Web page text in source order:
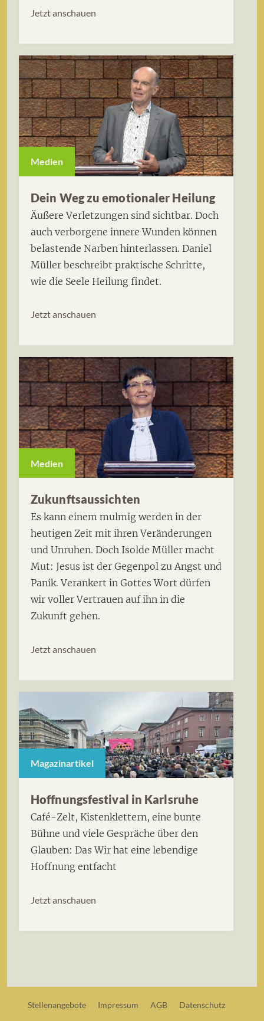
Jetzt anschauen
Medien
Dein Weg zu emotionaler Heilung
Äußere Verletzungen sind sichtbar. Doch
auch verborgene innere Wunden können
belastende Narben hinterlassen. Daniel
Müller beschreibt praktische Schritte,
wie die Seele Heilung findet.
Jetzt anschauen
Medien
Zukunftsaussichten
Es kann einem mulmig werden in der
heutigen Zeit mit ihren Veränderungen
und Unruhen. Doch Isolde Müller macht
Mut: Jesus ist der Gegenpol zu Angst und
Panik. Verankert in Gottes Wort dürfen
wir voller Vertrauen auf ihn in die
Zukunft gehen.
Jetzt anschauen
Magazinartikel
Hoffnungsfestival in Karlsruhe
Café-Zelt, Kistenklettern, eine bunte
Bühne und viele Gespräche über den
Glauben: Das Wir hat eine lebendige
Hoffnung entfacht
Jetzt anschauen
Stellenangebote Impressum AGB Datenschutz